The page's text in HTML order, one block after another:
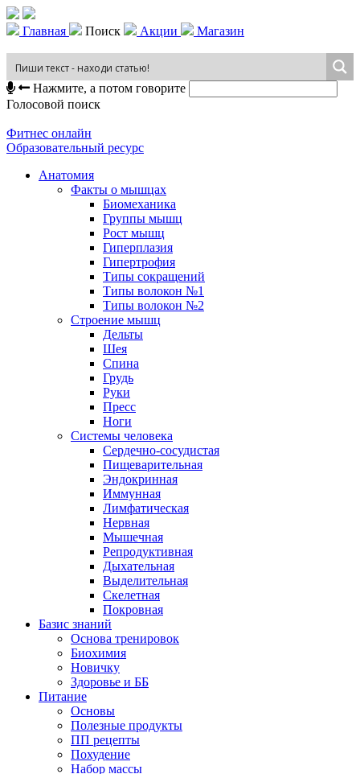
Главная Поиск Акции Магазин
Нажмите, а потом говорите
Голосовой поиск
Фитнес онлайн
Образовательный ресурс
Анатомия
Факты о мышцах
Биомеханика
Группы мышц
Рост мышц
Гиперплазия
Гипертрофия
Типы сокращений
Типы волокон №1
Типы волокон №2
Строение мышц
Дельты
Шея
Спина
Грудь
Руки
Пресс
Ноги
Системы человека
Сердечно-сосудистая
Пищеварительная
Эндокринная
Иммунная
Лимфатическая
Нервная
Мышечная
Репродуктивная
Дыхательная
Выделительная
Скелетная
Покровная
Базис знаний
Основа тренировок
Биохимия
Новичку
Здоровье и ББ
Питание
Основы
Полезные продукты
ПП рецепты
Похудение
Набор массы